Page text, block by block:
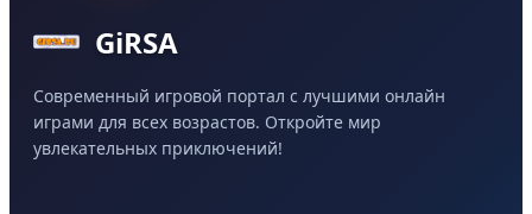
GiRSA
Современный игровой портал с лучшими онлайн
играми для всех возрастов. Откройте мир
увлекательных приключений!